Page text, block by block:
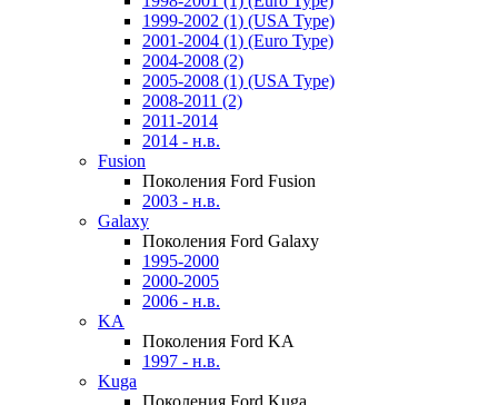
1999-2002 (1) (USA Type)
2001-2004 (1) (Euro Type)
2004-2008 (2)
2005-2008 (1) (USA Type)
2008-2011 (2)
2011-2014
2014 - н.в.
Fusion
Поколения Ford Fusion
2003 - н.в.
Galaxy
Поколения Ford Galaxy
1995-2000
2000-2005
2006 - н.в.
KA
Поколения Ford KA
1997 - н.в.
Kuga
Поколения Ford Kuga